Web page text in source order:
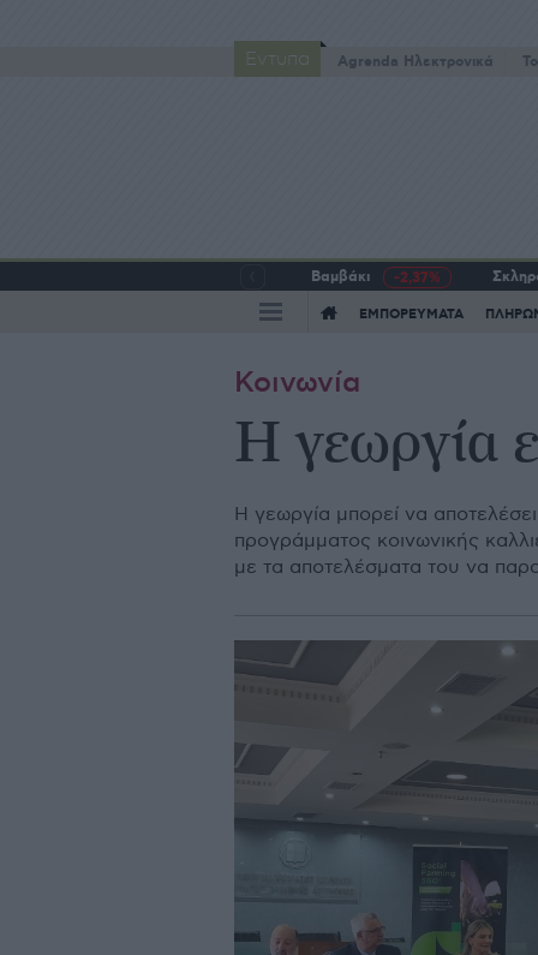
Έντυπα Agrenda Ηλεκτρονικά
Βαμβάκι -2,37%
ΕΜΠΟΡΕΥΜΑΤΑ
Κοινωνία
Η γεωργία
Η γεωργία μπορεί να
προγράμματος κοινωνικής
με τα αποτελέσματα του να